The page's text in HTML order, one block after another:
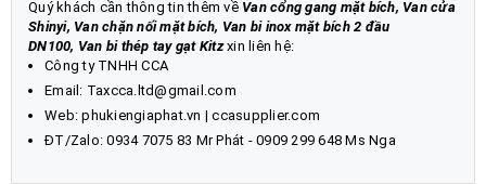
Quý khách cần thông tin thêm về Van cổng gang mặt bích, Van cửa
Shinyi, Van chặn nối mặt bích, Van bi inox mặt bích 2 đầu
DN100, Van bi thép tay gạt Kitz xin liên hệ:
Công ty TNHH CCA
Email: Taxcca.ltd@gmail.com
Web:phukiengiaphat.vn |ccasupplier.com
ĐT/Zalo:0934 7075 83 Mr Phát - 0909 299 648 Ms Nga